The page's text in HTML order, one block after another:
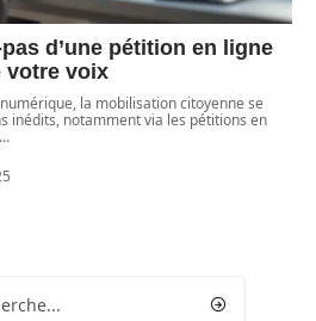
d’une pétition en ligne
votre voix
la mobilisation citoyenne se
inédits, notamment via les pétitions en
…